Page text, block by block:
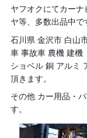
ヤフオクにてカー
ヤ等、多数出品中で
石川県 金沢市 白山
車 事故車 農機 建機
ショベル 銅 アル
頂きます。
その他 カー用品・
す。